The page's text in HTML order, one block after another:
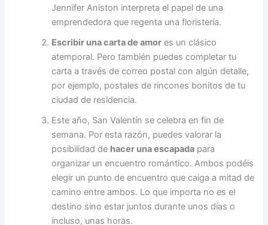
Jennifer Aniston interpreta el papel de una
emprendedora que regenta una floristería.
Escribir una carta de amor es un clásico
atemporal. Pero también puedes completar tu
carta a través de correo postal con algún detalle,
por ejemplo, postales de rincones bonitos de tu
ciudad de residencia.
Este año, San Valentín se celebra en fin de
semana. Por esta razón, puedes valorar la
posibilidad de hacer una escapada para
organizar un encuentro romántico. Ambos podéis
elegir un punto de encuentro que caiga a mitad de
camino entre ambos. Lo que importa no es el
destino sino estar juntos durante unos días o
incluso, unas horas.